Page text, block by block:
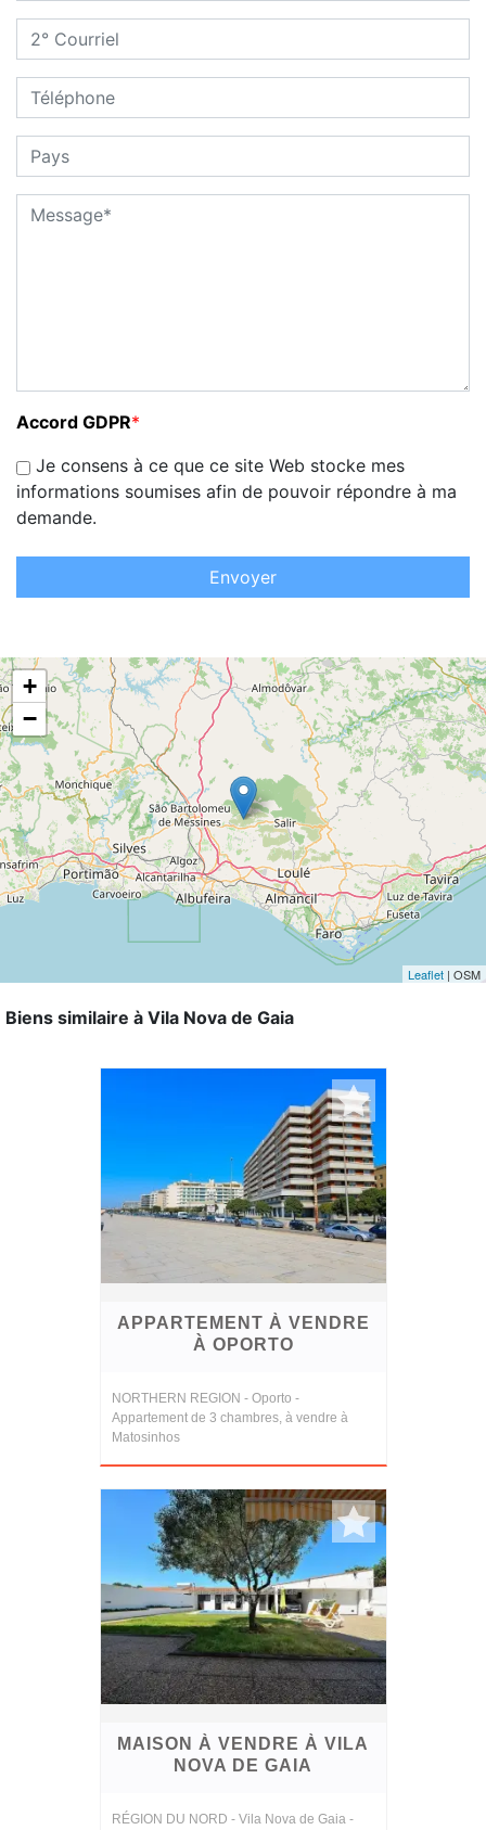
Accord GDPR*
Je consens à ce que ce site Web stocke mes
informations soumises afin de pouvoir répondre à ma
demande.
Envoyer
+
−
Leaflet | OSM
Biens similaire à Vila Nova de Gaia
APPARTEMENT À VENDRE
À OPORTO
NORTHERN REGION - Oporto -
Appartement de 3 chambres, à vendre à
Matosinhos
MAISON À VENDRE À VILA
NOVA DE GAIA
RÉGION DU NORD - Vila Nova de Gaia -